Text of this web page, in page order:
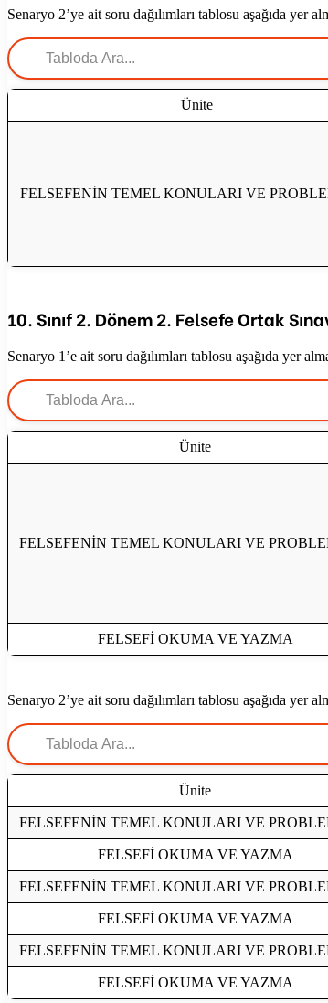
Senaryo 2’ye ait soru dağılımları tablosu aşağıda yer
Ünite
FELSEFENİN TEMEL KONULARI VE
10. Sınıf 2. Dönem 2. Felsefe Ortak
Senaryo 1’e ait soru dağılımları tablosu aşağıda yer
Ünite
FELSEFENİN TEMEL KONULARI VE
FELSEFİ OKUMA VE YAZMA
Senaryo 2’ye ait soru dağılımları tablosu aşağıda yer
Ünite
FELSEFENİN TEMEL KONULARI VE
FELSEFİ OKUMA VE YAZMA
FELSEFENİN TEMEL KONULARI VE
FELSEFİ OKUMA VE YAZMA
FELSEFENİN TEMEL KONULARI VE
FELSEFİ OKUMA VE YAZMA